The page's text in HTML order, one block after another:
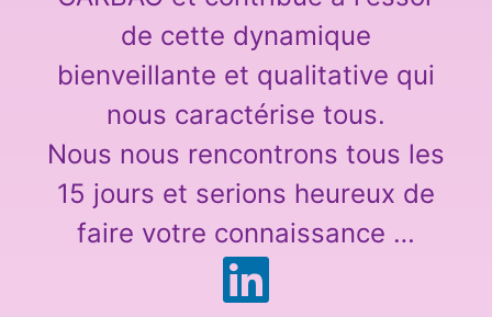
de cette dynamique
bienveillante et qualitative qui
nous caractérise tous.
Nous nous rencontrons tous les
15 jours et serions heureux de
faire votre connaissance …